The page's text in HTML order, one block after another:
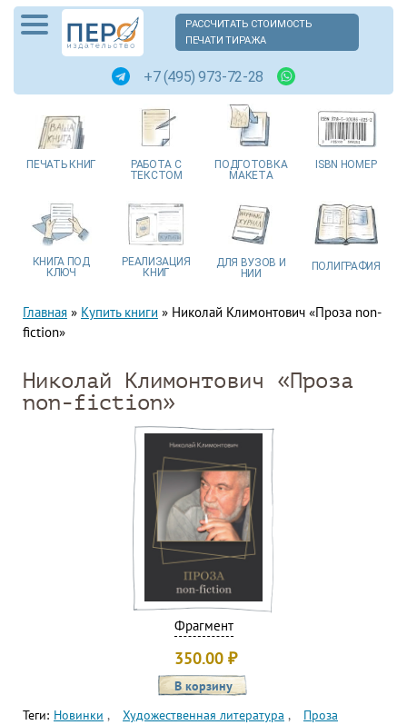
РАССЧИТАТЬ СТОИМОСТЬ
ПЕЧАТИ ТИРАЖА
+7 (495) 973-72-28
ПЕЧАТЬ КНИГ РАБОТА С
ТЕКСТОМ
ПОДГОТОВКА
МАКЕТА
ISBN НОМЕР
КНИГА ПОД
КЛЮЧ
РЕАЛИЗАЦИЯ
КНИГ
ДЛЯ ВУЗОВ И
НИИ
ПОЛИГРАФИЯ
Главная » Купить книги » Николай Климонтович «Проза non-
fiction»
Николай Климонтович «Проза
non-fiction»
Фрагмент
350.00 ₽
Теги: Новинки Художественная литература Проза